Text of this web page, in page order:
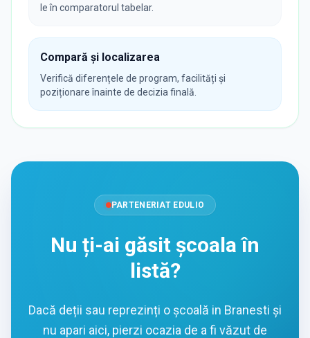
le în comparatorul tabelar.
Compară și localizarea
Verifică diferențele de program, facilități și
poziționare înainte de decizia finală.
PARTENERIAT EDULIO
Nu ți-ai găsit școala în
listă?
Dacă deții sau reprezinți o școală in Branesti și
nu apari aici, pierzi ocazia de a fi văzut de